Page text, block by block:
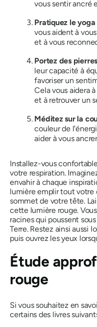
vous sentir ancré
Pratiquez le
vous aident à
et à vous
Portez des
leur capacité à
favoriser un
Cela vous aidera
et à retrouver un
Méditez sur la
couleur de
aider à vous
Installez-vous
votre respiration.
envahir à chaque
lumière emplir tout votre
sommet de votre tête.
cette lumière rouge.
racines qui poussent
Terre. Restez ainsi aussi
puis ouvrez les yeux
Étude
rouge
Si vous souhaitez en
certains des livres